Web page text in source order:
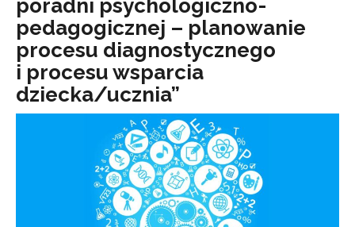
poradni psychologiczno-
pedagogicznej – planowanie
procesu diagnostycznego
i procesu wsparcia
dziecka/ucznia”